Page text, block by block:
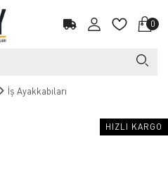
0
İş Ayakkabıları
HIZLI KARGO